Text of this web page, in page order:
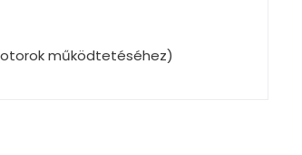
működtetéséhez)